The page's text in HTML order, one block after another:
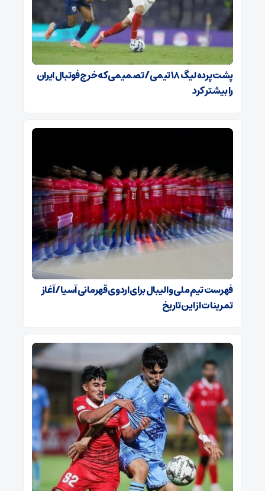
پشت پرده لیگ ۱۸ تیمی / تصمیمی که خرج فوتبال ایران
را بیشتر کرد
فهرست تیم ملی والیبال برای اردوی قهرمانی آسیا / آغاز
تمرینات از این تاریخ